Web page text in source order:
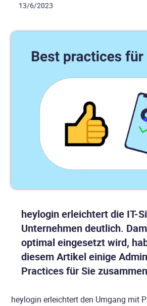
13/6/2023
heylogin erleichtert die IT-
Unternehmen deutlich.
optimal eingesetzt wird,
diesem Artikel einige
Practices für Sie
heylogin erleichtert den Umgang mit